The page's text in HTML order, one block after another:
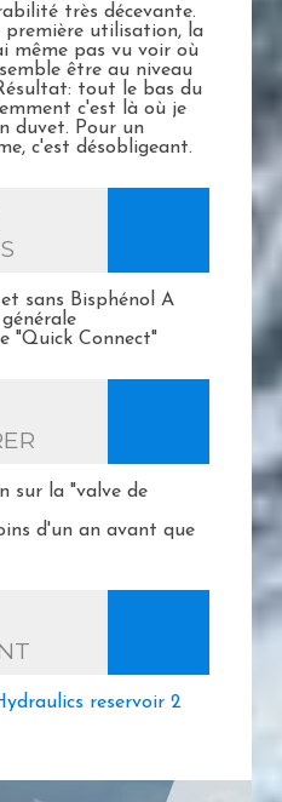
très décevante.
première utilisation, la
même pas vu voir où
être au niveau
tout le bas du
c'est là où je
duvet. Pour un
c'est désobligeant.
sans Bisphénol A
"Quick Connect"
sur la "valve de
d'un an avant que
reservoir 2